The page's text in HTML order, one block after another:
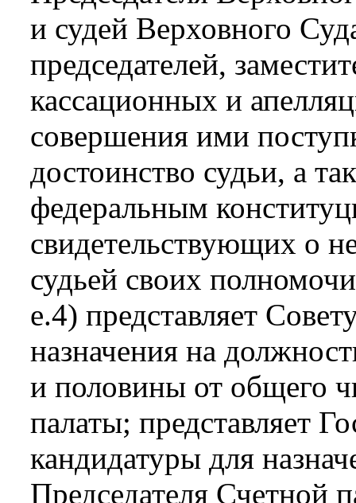
и судей Верховного
председателей,
кассационных и
совершения ими
достоинство судьи, а
федеральным
свидетельствующих о
судьей своих
е.4) представляет
назначения на
и половины от общего
палаты; представляет
кандидатуры для
Председателя Счетной